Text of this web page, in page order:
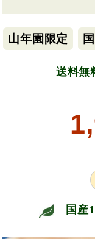
山年園限定
送料無
国産